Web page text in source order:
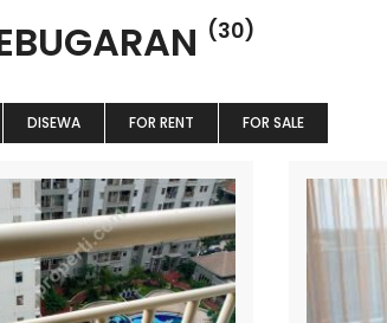
(30)
DISEWA FOR RENT FOR SALE